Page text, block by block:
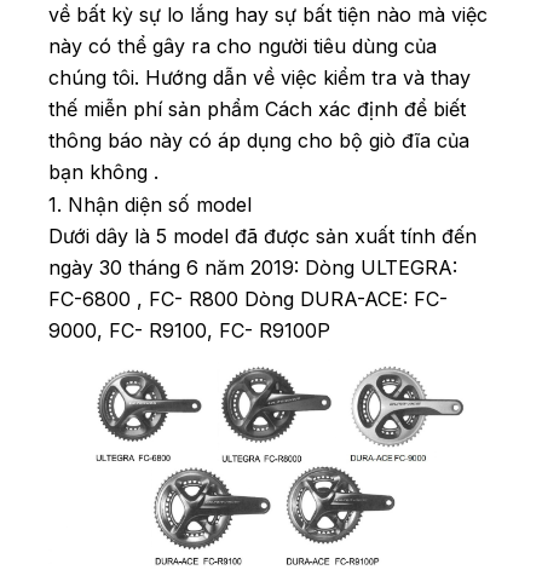
về bất kỳ sự lo lắng hay sự bất tiện nào mà việc
này có thể gây ra cho người tiêu dùng của
chúng tôi. Hướng dẫn về việc kiểm tra và thay
thế miễn phí sản phẩm Cách xác định để biết
thông báo này có áp dụng cho bộ giò đĩa của
bạn không .
1. Nhận diện số model
Dưới dây là 5 model đã được sản xuất tính đến
ngày 30 tháng 6 năm 2019: Dòng ULTEGRA:
FC-6800 , FC- R800 Dòng DURA-ACE: FC-
9000, FC- R9100, FC- R9100P